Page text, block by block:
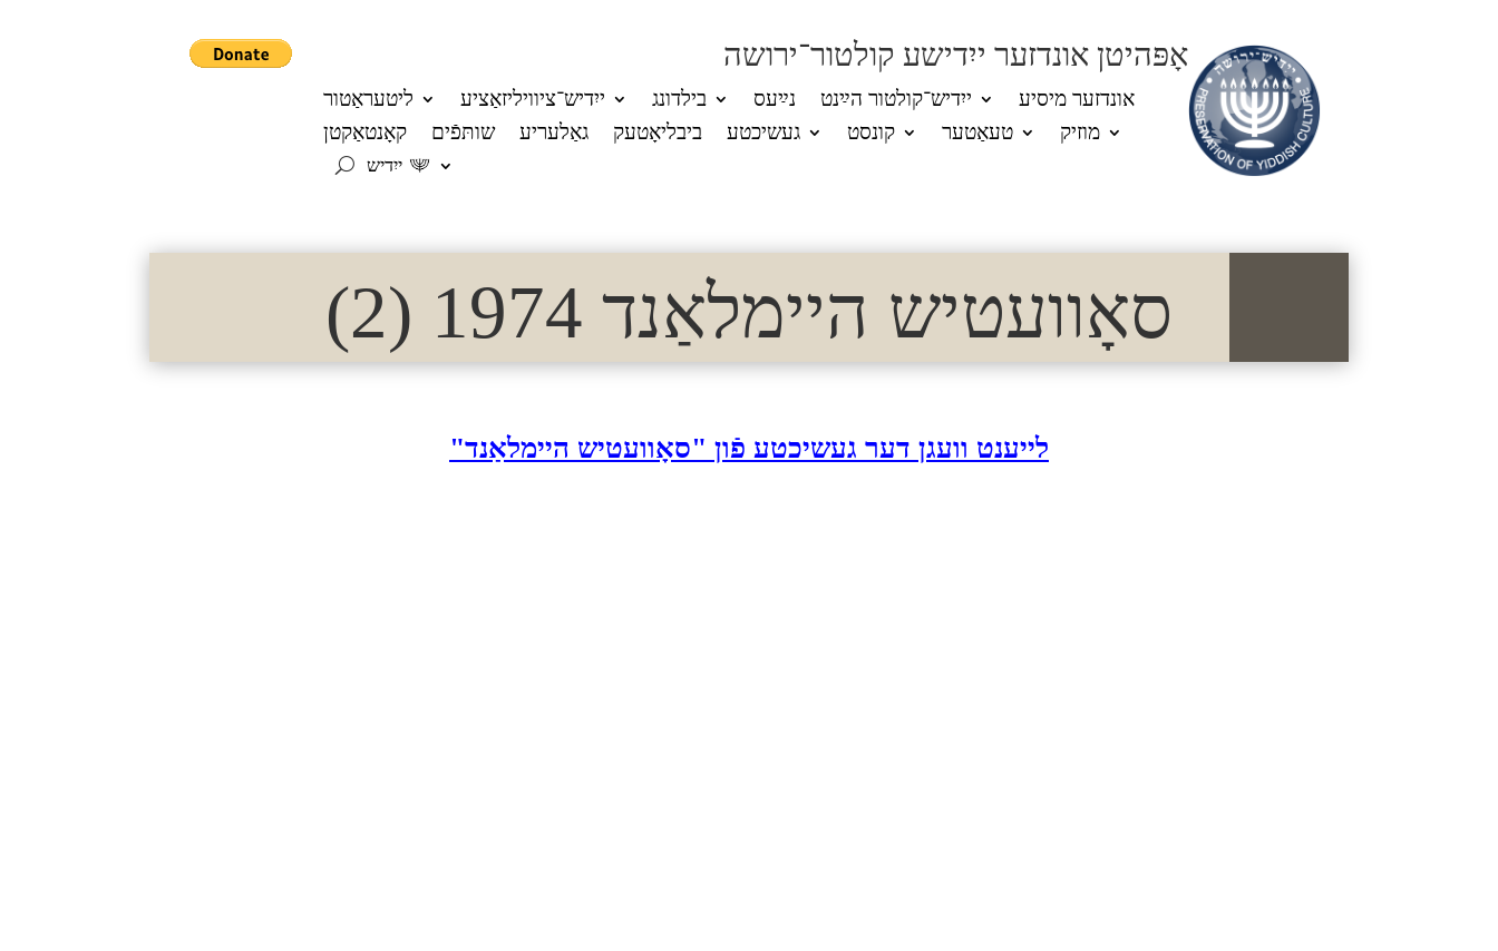
אָפּהיטן אונדזער ייִדישע קולטור־ירושה
אונדזער מיסיע ייִדיש־קולטור הײַנט נײַעס בילדונג ייִדיש־ציוויליזאַציע
ליטעראַטור
מוזיק
טעאַטער קונסט געשיכטע ביבליאָטעק גאַלעריע שותּפֿים קאָנטאַקטן
ייִדיש
סאָוועטיש היימלאַנד 1974 (2)
לייענט וועגן דער געשיכטע פֿון "סאָוועטיש היימלאַנד"